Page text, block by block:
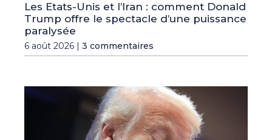
Les Etats-Unis et l’Iran : comment Donald
Trump offre le spectacle d’une puissance
paralysée
6 août 2026 | 3 commentaires